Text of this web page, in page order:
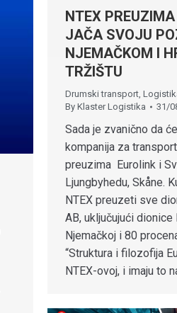
NTEX
JAČA SVOJU
NJEMAČKOM I
TRŽIŠTU
Drumski transport,
By Klaster Logistika 31/
Sada je zvanično da
kompanija za
preuzima Eurolink i
Ljungbyhedu, Skåne.
NTEX preuzeti sve
AB, uključujući dionice
Njemačkoj i 80
“Struktura i filozofija
NTEX-ovoj, i imaju to